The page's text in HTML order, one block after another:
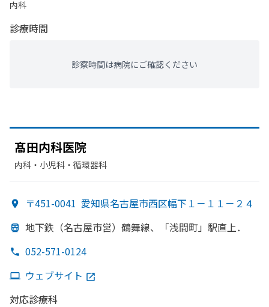
内科
診療時間
診察時間は病院にご確認ください
髙田内科医院
内科・​小児科・​循環器科
〒451-0041 愛知県名古屋市西区幅下１－１１－２４
地下鉄 （名古屋市営） 鶴舞線、 「浅間町」 駅直上．
052-571-0124
ウェブサイト
対応診療科